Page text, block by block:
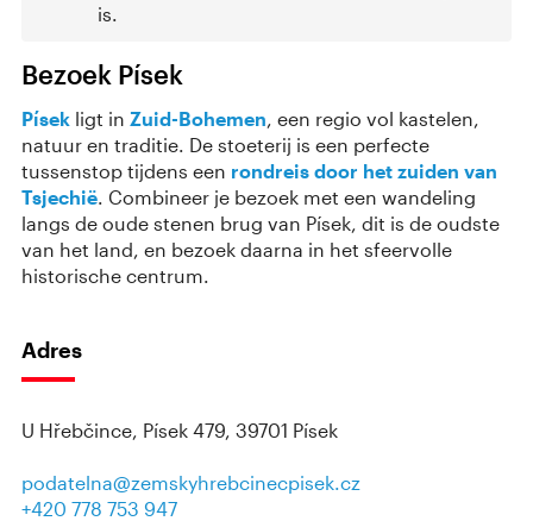
is.
Bezoek Písek
Písek ligt in Zuid-Bohemen , een regio vol kastelen,
natuur en traditie. De stoeterij is een perfecte
tussenstop tijdens een rondreis door het zuiden van
Tsjechië . Combineer je bezoek met een wandeling
langs de oude stenen brug van Písek, dit is de oudste
van het land, en bezoek daarna in het sfeervolle
historische centrum.
Adres
U Hřebčince, Písek 479, 39701 Písek
podatelna@zemskyhrebcinecpisek.cz
+420 778 753 947